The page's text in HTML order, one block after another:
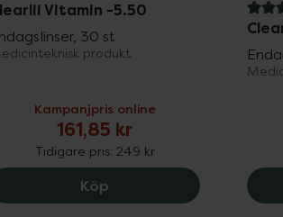
Vitamin -5.50
30 st
produkt
Kampanjpris online
161,85 kr
Tidigare pris: 249 kr
Köp Clearlii Vitamin -5.50,
4 av